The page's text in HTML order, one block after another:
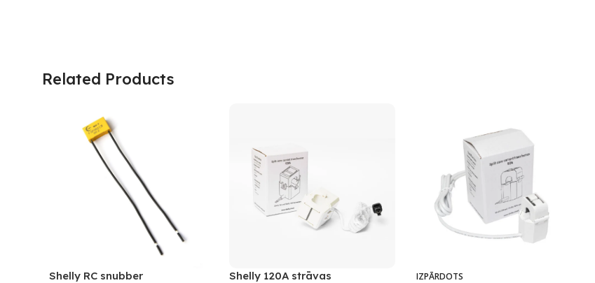
Related Products
Shelly RC snubber
Shelly 120A strāvas
IZPĀRDOTS